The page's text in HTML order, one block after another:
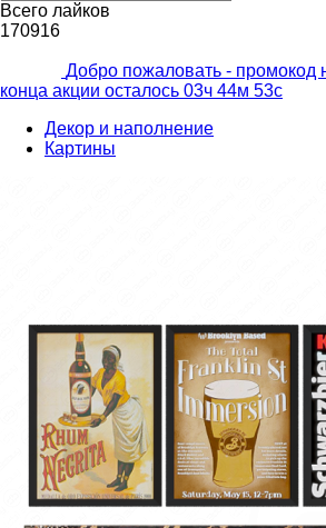
Всего лайков
170916
Добро пожаловать - промокод
конца акции осталось 03ч 44м 51с
Декор и наполнение
Картины